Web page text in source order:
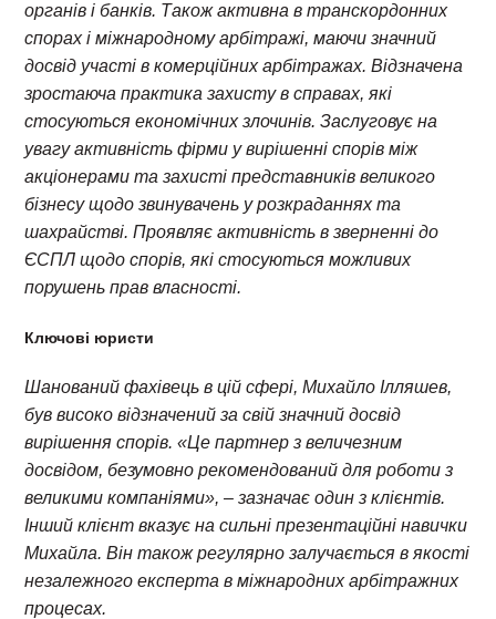
органів і банків. Також активна в транскордонних
спорах і міжнародному арбітражі, маючи значний
досвід участі в комерційних арбітражах. Відзначена
зростаюча практика захисту в справах, які
стосуються економічних злочинів. Заслуговує на
увагу активність фірми у вирішенні спорів між
акціонерами та захисті представників великого
бізнесу щодо звинувачень у розкраданнях та
шахрайстві. Проявляє активність в зверненні до
ЄСПЛ щодо спорів, які стосуються можливих
порушень прав власності.
Ключові юристи
Шанований фахівець в цій сфері, Михайло Ілляшев,
був високо відзначений за свій значний досвід
вирішення спорів. «Це партнер з величезним
досвідом, безумовно рекомендований для роботи з
великими компаніями», – зазначає один з клієнтів.
Інший клієнт вказує на сильні презентаційні навички
Михайла. Він також регулярно залучається в якості
незалежного експерта в міжнародних арбітражних
процесах.